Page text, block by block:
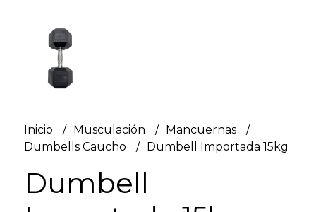
Inicio Musculación
Mancuernas
Dumbells Caucho
Dumbell Importada 15kg
Dumbell